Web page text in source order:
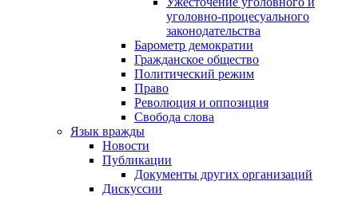
уголовно-процесуального
законодательства
Барометр демократии
Гражданское общество
Политический режим
Право
Революция и оппозиция
Свобода слова
Язык вражды
Новости
Публикации
Документы других организаций
Дискуссии